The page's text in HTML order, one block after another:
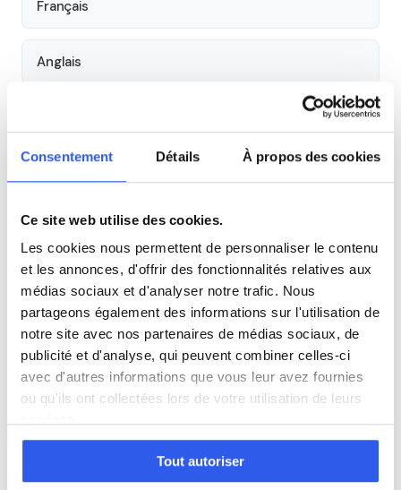
Consentement Détails À propos des cookies
Ce site web utilise des cookies.
Les cookies nous permettent de personnaliser le contenu
et les annonces, d'offrir des fonctionnalités relatives aux
médias sociaux et d'analyser notre trafic. Nous
partageons également des informations sur l'utilisation de
notre site avec nos partenaires de médias sociaux, de
publicité et d'analyse, qui peuvent combiner celles-ci
avec d'autres informations que vous leur avez fournies
ou qu'ils ont collectées lors de votre utilisation de leurs
Tout autoriser
Français
Anglais
Philosophie
Histoire
Économie
Espagnol